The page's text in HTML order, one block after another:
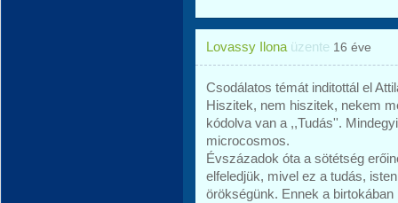
Lovassy Ilona üzente 16 éve
Csodálatos témát inditottál el
Hiszitek, nem hiszitek, nekem
kódolva van a ,,Tudás''.
microcosmos.
Évszázadok óta a sötétség
elfeledjük, mivel ez a tudás,
örökségünk. Ennek a